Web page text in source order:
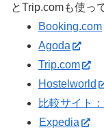
とTrip.comも使っ
Booking.com
Agoda
Trip.com
Hostelworld
比較サイト
Expedia